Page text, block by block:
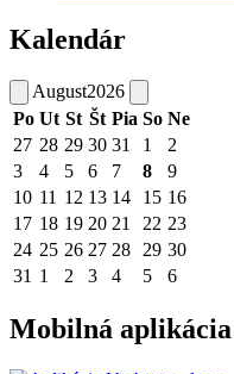
Kalendár
August2026
Po Ut St Št Pia So Ne
27 28 29 30 31 1
2
3
4 5 6 7 8
9
10 11 12 13 14 15 16
17 18 19 20 21 22 23
24 25 26 27 28 29 30
31 1 2 3 4 5 6
Mobilná aplikácia